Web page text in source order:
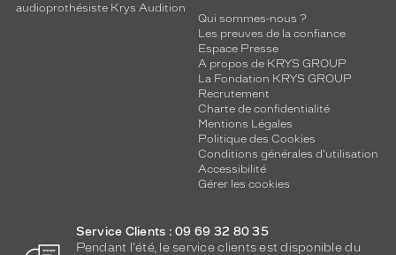
audioprothésiste Krys Audition
Qui sommes-nous ?
Les preuves de la confiance
Espace Presse
A propos de KRYS GROUP
La Fondation KRYS GROUP
Recrutement
Charte de confidentialité
Mentions Légales
Politique des Cookies
Conditions générales d'utilisation
Accessibilité
Gérer les cookies
Service Clients : 09 69 32 80 35
Pendant l'été, le service clients est disponible du